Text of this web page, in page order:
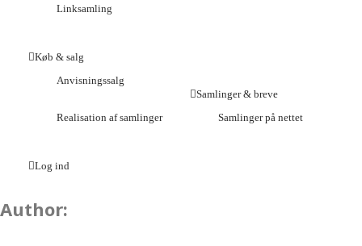
Linksamling
Køb & salg
Anvisningssalg
Realisation af samlinger
Samlinger & breve
Samlinger på nettet
Log ind
Author: